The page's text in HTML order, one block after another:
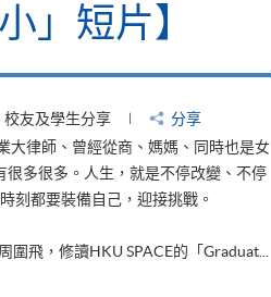
」短片】
校友及學生分享
分享
大律師、曾經從商、媽媽、同時也是女
很多很多。人生，就是不停改變、不停
刻都要裝備自己，迎接挑戰。
圍飛，修讀HKU SPACE的「Graduat...